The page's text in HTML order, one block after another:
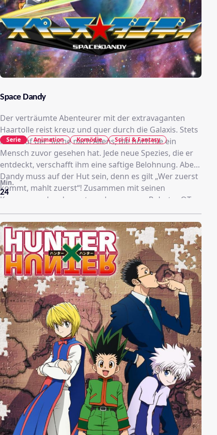
Space Dandy
Der verträumte Abenteurer mit der extravaganten
Haartolle reist kreuz und quer durch die Galaxis. Stets
ist er auf der Suche nach Aliens, die noch nie ein
Mensch zuvor gesehen hat. Jede neue Spezies, die er
entdeckt, verschafft ihm eine saftige Belohnung. Aber
Dandy muss auf der Hut sein, denn es gilt „Wer zuerst
kommt, mahlt zuerst“! Zusammen mit seinen
Kumpanen, dem heruntergekommenen Roboter QT
und dem katzenhaften Alien Meow, erforscht Dandy
unbekannte Welten, die von einer Vielzahl fremder
Wesen bevölkert sind. Ganz zu schweigen von jenen,
die besonders vorteilhafte Argumente zur Schau
stellen...
24
Min.
Serie Animation Komödie Sci-Fi & Fantasy